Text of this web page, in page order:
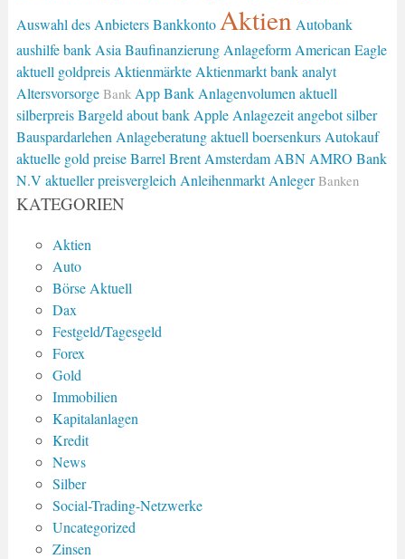
Auswahl des Anbieters Bankkonto Aktien Autobank
aushilfe bank Asia Baufinanzierung Anlageform American Eagle
aktuell goldpreis Aktienmärkte Aktienmarkt bank analyt
Altersvorsorge Bank App Bank Anlagenvolumen aktuell
silberpreis Bargeld about bank Apple Anlagezeit angebot silber
Bauspardarlehen Anlageberatung aktuell boersenkurs Autokauf
aktuelle gold preise Barrel Brent Amsterdam ABN AMRO Bank
N.V aktueller preisvergleich Anleihenmarkt Anleger Banken
KATEGORIEN
Aktien
Auto
Börse Aktuell
Dax
Festgeld/Tagesgeld
Forex
Gold
Immobilien
Kapitalanlagen
Kredit
News
Silber
Social-Trading-Netzwerke
Uncategorized
Zinsen